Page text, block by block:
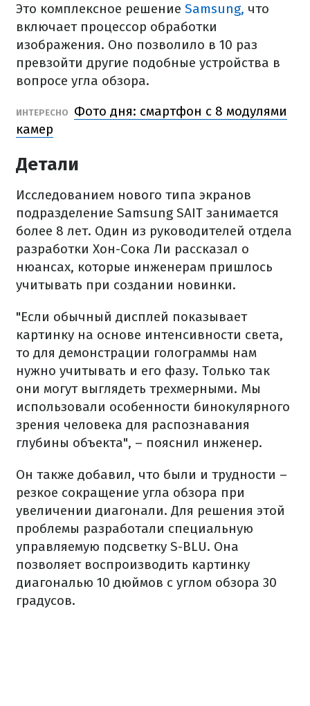
Это комплексное решение Samsung, что
включает процессор обработки
изображения. Оно позволило в 10 раз
превзойти другие подобные устройства в
вопросе угла обзора.
ИНТЕРЕСНО
Фото дня: смартфон с 8 модулями
камер
Детали
Исследованием нового типа экранов
подразделение Samsung SAIT занимается
более 8 лет. Один из руководителей отдела
разработки Хон-Сока Ли рассказал о
нюансах, которые инженерам пришлось
учитывать при создании новинки.
"Если обычный дисплей показывает
картинку на основе интенсивности света,
то для демонстрации голограммы нам
нужно учитывать и его фазу. Только так
они могут выглядеть трехмерными. Мы
использовали особенности бинокулярного
зрения человека для распознавания
глубины объекта", – пояснил инженер.
Он также добавил, что были и трудности –
резкое сокращение угла обзора при
увеличении диагонали. Для решения этой
проблемы разработали специальную
управляемую подсветку S-BLU. Она
позволяет воспроизводить картинку
диагональю 10 дюймов с углом обзора 30
градусов.